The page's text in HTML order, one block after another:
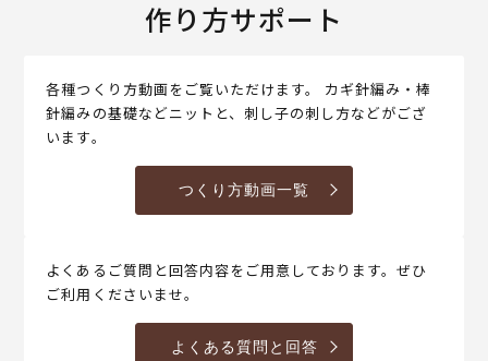
作り方サポート
各種つくり方動画をご覧いただけます。 カギ針編み・棒
針編みの基礎などニットと、刺し子の刺し方などがござ
います。
つくり方動画一覧
よくあるご質問と回答内容をご用意しております。ぜひ
ご利用くださいませ。
よくある質問と回答